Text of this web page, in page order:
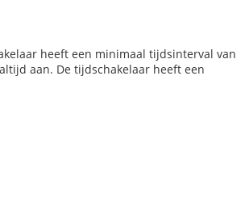
heeft een minimaal tijdsinterval van
aan. De tijdschakelaar heeft een